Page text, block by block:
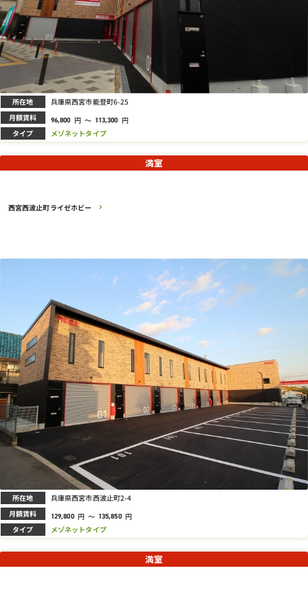
所在地 兵庫県西宮市能登町6-25
月額賃料 96,800 円 ～ 113,300 円
タイプ メゾネットタイプ
西宮西波止町ライゼホビー
満室
所在地 兵庫県西宮市西波止町2-4
月額賃料 129,800 円 ～ 135,850 円
タイプ メゾネットタイプ
満室